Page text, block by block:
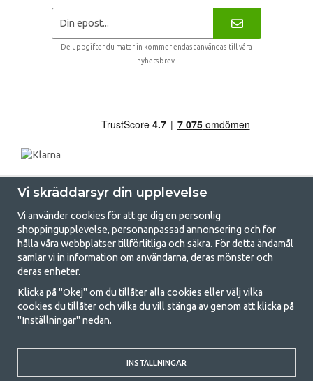
De uppgifter du matar in kommer endast användas till våra
nyhetsbrev.
GetCamping.se - Din butik för camping
och uteliv
Att campa kan antingen vara en livsstil eller ett sätt att samla familjen
för ett gemensamt äventyr. Oavsett vilken kategori du tillhör hittar du
med att campa så därför erbjuder vi riktigt bra priser på familjetält,
husvagnstält och all annan utrustning för camping och friluftsliv. Vårt
mål är att i varje priskategori erbjuda den bästa campingutrustningen
Vi skräddarsyr din upplevelse
Vi använder cookies för att ge dig en personlig
shoppingupplevelse, personanpassad annonsering och för
hålla våra webbplatser tillförlitliga och säkra. För detta ändamål
samlar vi in information om användarna, deras mönster och
deras enheter.
Klicka på "Okej" om du tillåter alla cookies eller välj vilka
cookies du tillåter och vilka du vill stänga av genom att klicka på
"Inställningar" nedan.
INSTÄLLNINGAR